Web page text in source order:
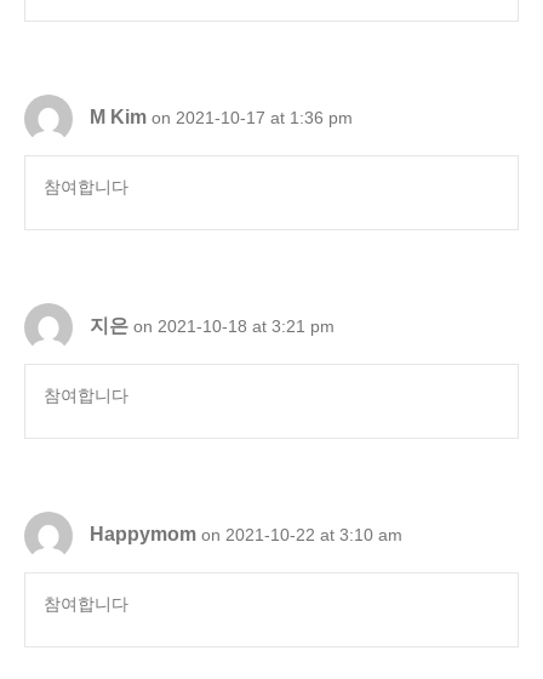
M Kim on 2021-10-17 at 1:36 pm
참여합니다
지은 on 2021-10-18 at 3:21 pm
참여합니다
Happymom on 2021-10-22 at 3:10 am
참여합니다